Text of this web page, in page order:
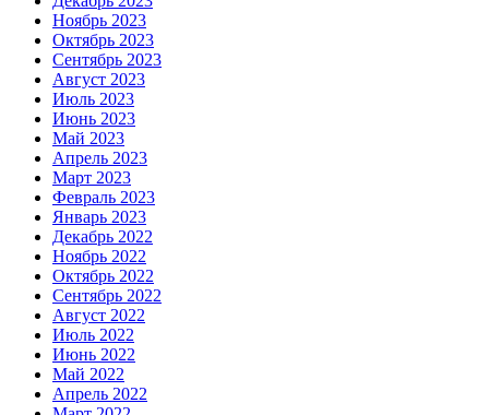
Ноябрь 2023
Октябрь 2023
Сентябрь 2023
Август 2023
Июль 2023
Июнь 2023
Май 2023
Апрель 2023
Март 2023
Февраль 2023
Январь 2023
Декабрь 2022
Ноябрь 2022
Октябрь 2022
Сентябрь 2022
Август 2022
Июль 2022
Июнь 2022
Май 2022
Апрель 2022